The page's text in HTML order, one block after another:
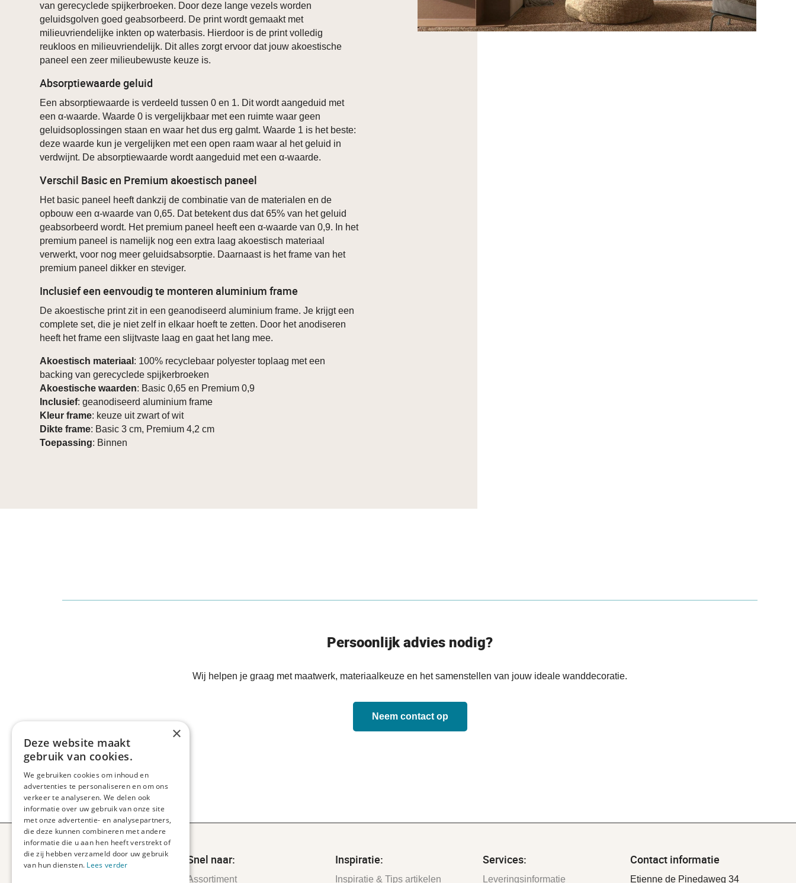
van gerecyclede spijkerbroeken. Door deze lange vezels worden
geluidsgolven goed geabsorbeerd. De print wordt gemaakt met
milieuvriendelijke inkten op waterbasis. Hierdoor is de print volledig
reukloos en milieuvriendelijk. Dit alles zorgt ervoor dat jouw akoestische
paneel een zeer milieubewuste keuze is.
Absorptiewaarde geluid
Een absorptiewaarde is verdeeld tussen 0 en 1. Dit wordt aangeduid met
een α-waarde. Waarde 0 is vergelijkbaar met een ruimte waar geen
geluidsoplossingen staan en waar het dus erg galmt. Waarde 1 is het beste:
deze waarde kun je vergelijken met een open raam waar al het geluid in
verdwijnt. De absorptiewaarde wordt aangeduid met een α-waarde.
Verschil Basic en Premium akoestisch paneel
Het basic paneel heeft dankzij de combinatie van de materialen en de
opbouw een α-waarde van 0,65. Dat betekent dus dat 65% van het geluid
geabsorbeerd wordt. Het premium paneel heeft een α-waarde van 0,9. In het
premium paneel is namelijk nog een extra laag akoestisch materiaal
verwerkt, voor nog meer geluidsabsorptie. Daarnaast is het frame van het
premium paneel dikker en steviger.
Inclusief een eenvoudig te monteren aluminium frame
De akoestische print zit in een geanodiseerd aluminium frame. Je krijgt een
complete set, die je niet zelf in elkaar hoeft te zetten. Door het anodiseren
heeft het frame een slijtvaste laag en gaat het lang mee.
Akoestisch materiaal : 100% recyclebaar polyester toplaag met een
backing van gerecyclede spijkerbroeken
Akoestische waarden: Basic 0,65 en Premium 0,9
Inclusief: geanodiseerd aluminium frame
Kleur frame: keuze uit zwart of wit
Dikte frame: Basic 3 cm, Premium 4,2 cm
Toepassing: Binnen
Persoonlijk advies nodig?
Wij helpen je graag met maatwerk, materiaalkeuze en het samenstellen van jouw ideale wanddecoratie.
Neem contact op
Snel naar:
Assortiment
Inspiratie:
Inspiratie & Tips artikelen
Services:
Leveringsinformatie
Contact informatie
Etienne de Pinedaweg 34
×
Deze website maakt
gebruik van cookies.
We gebruiken cookies om inhoud en
advertenties te personaliseren en om ons
verkeer te analyseren. We delen ook
informatie over uw gebruik van onze site
met onze advertentie- en analysepartners,
die deze kunnen combineren met andere
informatie die u aan hen heeft verstrekt of
die zij hebben verzameld door uw gebruik
van hun diensten. Lees verder